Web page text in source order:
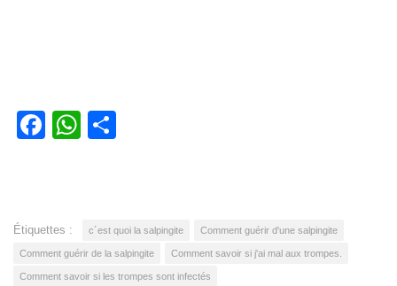
Facebook
WhatsApp
Étiquettes : c´est quoi la salpingite Comment guérir d'une salpingite
Comment guérir de la salpingite Comment savoir si j'ai mal aux trompes.
Comment savoir si les trompes sont infectés